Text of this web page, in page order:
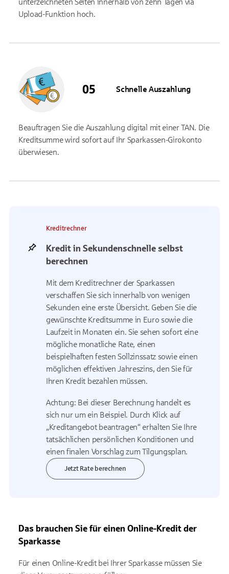
unterzeichneten Seiten innerhalb von zehn Tagen via
Upload-Funktion hoch.
Schnelle Auszahlung
Beauftragen Sie die Auszahlung digital mit einer TAN. Die
Kreditsumme wird sofort auf Ihr Sparkassen-Girokonto
überwiesen.
Kreditrechner
Kredit in Sekundenschnelle selbst
berechnen
Mit dem Kreditrechner der Sparkassen
verschaffen Sie sich innerhalb von wenigen
Sekunden eine erste Übersicht. Geben Sie die
gewünschte Kreditsumme in Euro sowie die
Laufzeit in Monaten ein. Sie sehen sofort eine
mögliche monatliche Rate, einen
beispielhaften festen Sollzinssatz sowie einen
möglichen effektiven Jahreszins, den Sie für
Ihren Kredit bezahlen müssen.
Achtung: Bei dieser Berechnung handelt es
sich nur um ein Beispiel. Durch Klick auf
„Kreditangebot beantragen“ erhalten Sie Ihre
tatsächlichen persönlichen Konditionen und
einen finalen Vorschlag zum Tilgungsplan.
Jetzt Rate berechnen
Das brauchen Sie für einen Online-Kredit der
Sparkasse
Für einen Online-Kredit bei Ihrer Sparkasse müssen Sie